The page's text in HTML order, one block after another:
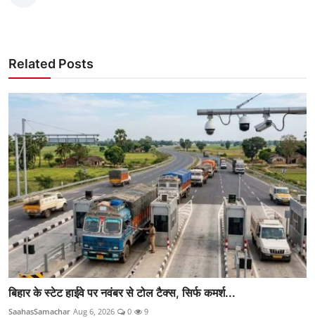
Related Posts
बिहार के स्टेट हाईवे पर नवंबर से टोल टैक्स, सिर्फ कमर्श...
SaahasSamachar Aug 6, 2026 0 9